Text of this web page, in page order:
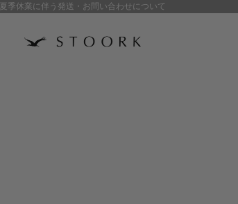
夏季休業に伴う発送・お問い合わせについて